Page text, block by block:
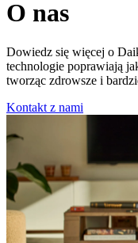
O nas
Dowiedz się więcej o
technologie poprawiają
tworząc zdrowsze i
Kontakt z nami